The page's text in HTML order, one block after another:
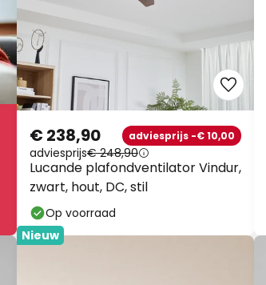
Lucande plafondventilator Vindur,
zwart, hout, DC, stil
€ 238,90 adviesprijs -€ 10,00
adviesprijs€ 248,90
Op voorraad
Nieuw